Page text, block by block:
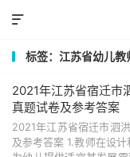

标签：江苏省幼儿
2021年江苏省宿迁市
真题试卷及参考答案
2021年江苏省宿迁市泗
及参考答案 1.教师在设